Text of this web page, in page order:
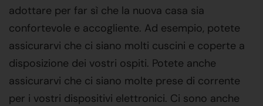
adottare per far sì che la nuova casa sia
confortevole e accogliente. Ad esempio, potete
assicurarvi che ci siano molti cuscini e coperte a
disposizione dei vostri ospiti. Potete anche
assicurarvi che ci siano molte prese di corrente
per i vostri dispositivi elettronici. Ci sono anche